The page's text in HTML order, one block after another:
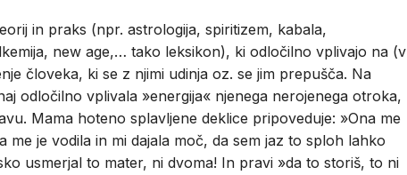
in praks (npr. astrologija, spiritizem, kabala,
new age,… tako leksikon), ki odločilno vplivajo na (v
človeka, ki se z njimi udinja oz. se jim prepušča. Na
odločilno vplivala »energija« njenega nerojenega otroka,
Mama hoteno splavljene deklice pripoveduje: »Ona me
me je vodila in mi dajala moč, da sem jaz to sploh lahko
usmerjal to mater, ni dvoma! In pravi »da to storiš, to ni